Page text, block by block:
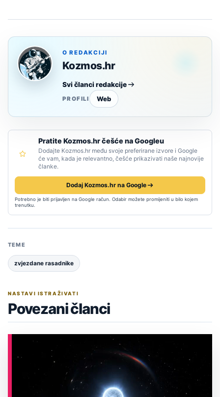
O REDAKCIJI
Kozmos.hr
Svi članci redakcije
PROFILI Web
Pratite Kozmos.hr češće na Googleu
Dodajte Kozmos.hr među svoje preferirane izvore i Google
će vam, kada je relevantno, češće prikazivati naše najnovije
članke.
Dodaj Kozmos.hr na Google
Potrebno je biti prijavljen na Google račun. Odabir možete promijeniti u bilo kojem
trenutku.
TEME
zvjezdane rasadnike
NASTAVI ISTRAŽIVATI
Povezani članci